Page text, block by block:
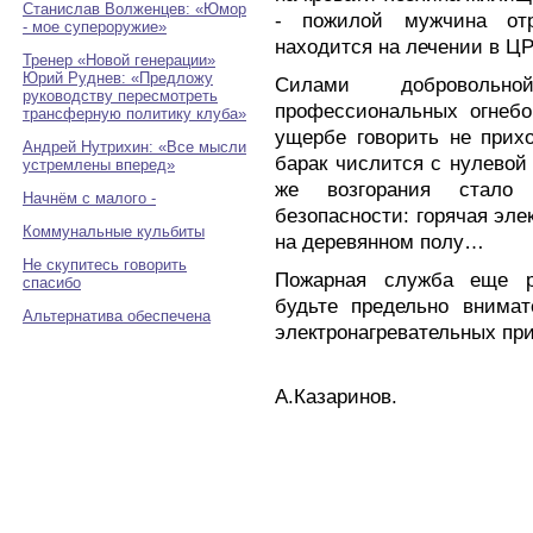
Станислав Волженцев: «Юмор
- мое супероружие»
Тренер «Новой генерации»
Юрий Руднев: «Предложу
руководству пересмотреть
трансферную политику клуба»
Андрей Нутрихин: «Все мысли
устремлены вперед»
Начнём с малого -
Коммунальные кульбиты
Не скупитесь говорить
спасибо
Альтернатива обеспечена
- пожилой мужчина
находится на лечении в
Силами
профессиональных
ущербе говорить не
барак числится с
же возгорания стало
безопасности: горячая
на деревянном полу…
Пожарная служба еще
будьте предельно
электронагревательных
А.Казаринов.